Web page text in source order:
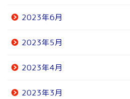
2023年6月
2023年5月
2023年4月
2023年3月